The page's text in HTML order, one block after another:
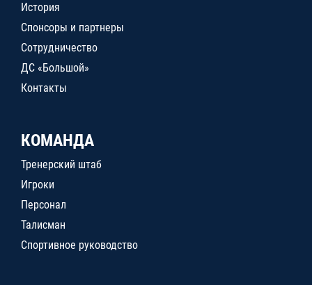
История
Спонсоры и партнеры
Сотрудничество
ДС «Большой»
Контакты
КОМАНДА
Тренерский штаб
Игроки
Персонал
Талисман
Спортивное руководство